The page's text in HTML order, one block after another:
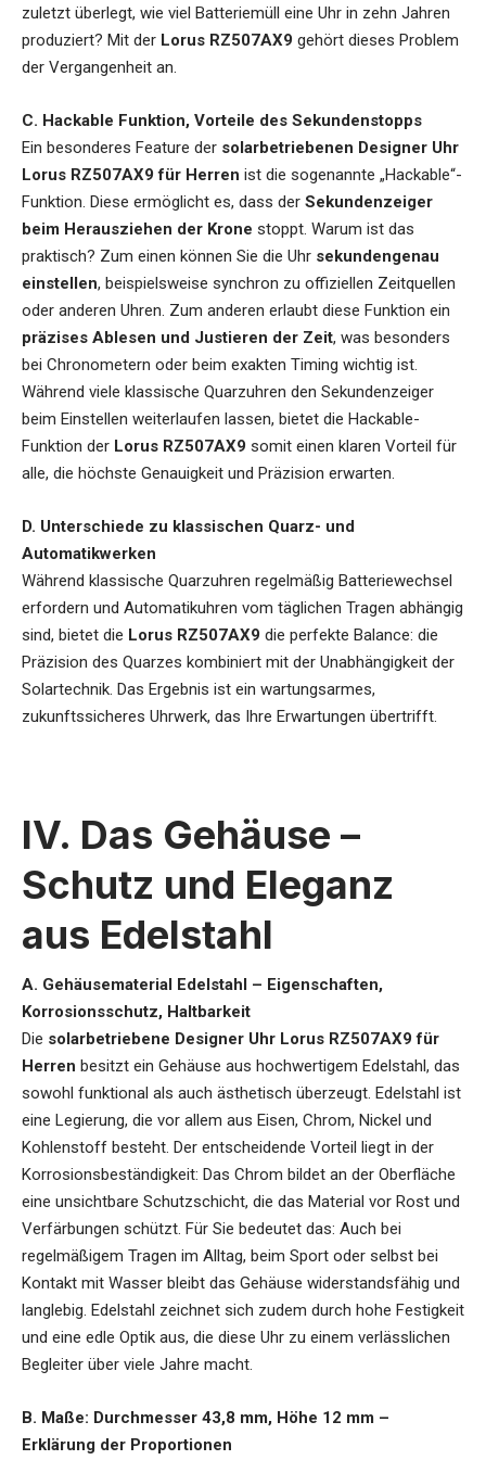
zuletzt überlegt, wie viel Batteriemüll eine Uhr in zehn Jahren
produziert? Mit der Lorus RZ507AX9 gehört dieses Problem
der Vergangenheit an.
C. Hackable Funktion, Vorteile des Sekundenstopps
Ein besonderes Feature der solarbetriebenen Designer Uhr
Lorus RZ507AX9 für Herren ist die sogenannte „Hackable“-
Funktion. Diese ermöglicht es, dass der Sekundenzeiger
beim Herausziehen der Krone stoppt. Warum ist das
praktisch? Zum einen können Sie die Uhr sekundengenau
einstellen, beispielsweise synchron zu offiziellen Zeitquellen
oder anderen Uhren. Zum anderen erlaubt diese Funktion ein
präzises Ablesen und Justieren der Zeit, was besonders
bei Chronometern oder beim exakten Timing wichtig ist.
Während viele klassische Quarzuhren den Sekundenzeiger
beim Einstellen weiterlaufen lassen, bietet die Hackable-
Funktion der Lorus RZ507AX9 somit einen klaren Vorteil für
alle, die höchste Genauigkeit und Präzision erwarten.
D. Unterschiede zu klassischen Quarz- und
Automatikwerken
Während klassische Quarzuhren regelmäßig Batteriewechsel
erfordern und Automatikuhren vom täglichen Tragen abhängig
sind, bietet die Lorus RZ507AX9 die perfekte Balance: die
Präzision des Quarzes kombiniert mit der Unabhängigkeit der
Solartechnik. Das Ergebnis ist ein wartungsarmes,
zukunftssicheres Uhrwerk, das Ihre Erwartungen übertrifft.
IV. Das Gehäuse –
Schutz und Eleganz
aus Edelstahl
A. Gehäusematerial Edelstahl – Eigenschaften,
Korrosionsschutz, Haltbarkeit
Die solarbetriebene Designer Uhr Lorus RZ507AX9 für
Herren besitzt ein Gehäuse aus hochwertigem Edelstahl, das
sowohl funktional als auch ästhetisch überzeugt. Edelstahl ist
eine Legierung, die vor allem aus Eisen, Chrom, Nickel und
Kohlenstoff besteht. Der entscheidende Vorteil liegt in der
Korrosionsbeständigkeit: Das Chrom bildet an der Oberfläche
eine unsichtbare Schutzschicht, die das Material vor Rost und
Verfärbungen schützt. Für Sie bedeutet das: Auch bei
regelmäßigem Tragen im Alltag, beim Sport oder selbst bei
Kontakt mit Wasser bleibt das Gehäuse widerstandsfähig und
langlebig. Edelstahl zeichnet sich zudem durch hohe Festigkeit
und eine edle Optik aus, die diese Uhr zu einem verlässlichen
Begleiter über viele Jahre macht.
B. Maße: Durchmesser 43,8 mm, Höhe 12 mm –
Erklärung der Proportionen